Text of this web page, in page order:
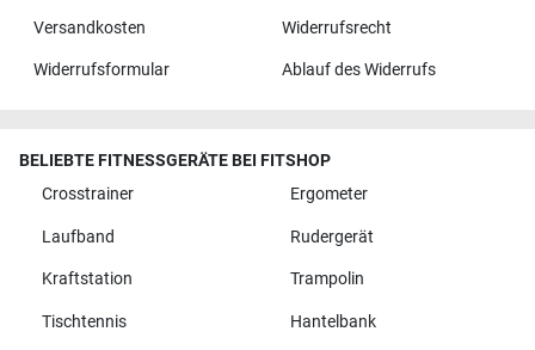
Versandkosten Widerrufsrecht
Widerrufsformular Ablauf des Widerrufs
BELIEBTE FITNESSGERÄTE BEI FITSHOP
Crosstrainer
Ergometer
Laufband Rudergerät
Kraftstation Trampolin
Tischtennis Hantelbank